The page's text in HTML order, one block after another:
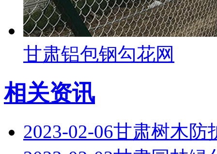
甘肃铝包钢勾花网
相关资讯
2023-02-06甘肃树木防